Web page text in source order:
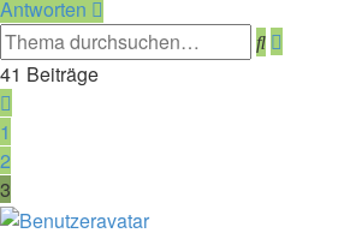
Antworten
Suche
Erweiterte
41 Beiträge
1
2
3